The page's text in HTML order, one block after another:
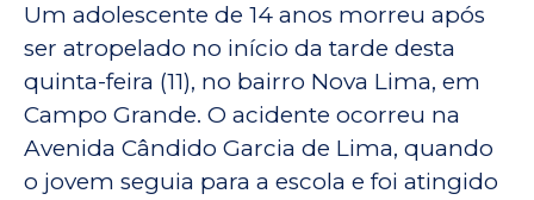
Um adolescente de 14 anos morreu após
ser atropelado no início da tarde desta
quinta-feira (11), no bairro Nova Lima, em
Campo Grande. O acidente ocorreu na
Avenida Cândido Garcia de Lima, quando
o jovem seguia para a escola e foi atingido